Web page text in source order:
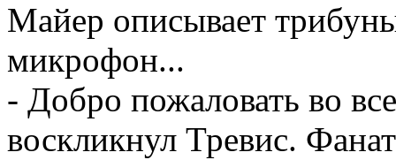
Майер описывает
микрофон...
- Добро пожаловать во
воскликнул Тревис.